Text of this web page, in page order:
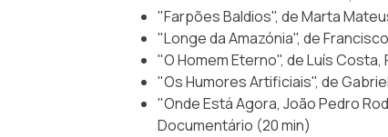
"Farpões Baldios", de Marta
"Longe da Amazónia", de
"O Homem Eterno", de Luís Costa,
"Os Humores Artificiais", de
"Onde Está Agora, João Pedro
Documentário (20 min)